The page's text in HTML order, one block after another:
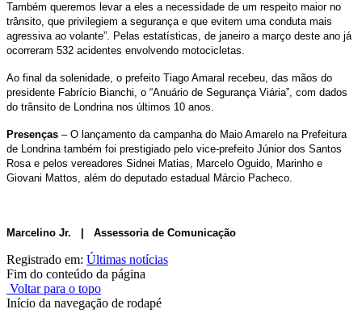
Também queremos levar a eles a necessidade de um respeito maior no
trânsito, que privilegiem a segurança e que evitem uma conduta mais
agressiva ao volante”. Pelas estatísticas, de janeiro a março deste ano já
ocorreram 532 acidentes envolvendo motocicletas.
Ao final da solenidade, o prefeito Tiago Amaral recebeu, das mãos do
presidente Fabrício Bianchi, o “Anuário de Segurança Viária”, com dados
do trânsito de Londrina nos últimos 10 anos.
Presenças – O lançamento da campanha do Maio Amarelo na Prefeitura
de Londrina também foi prestigiado pelo vice-prefeito Júnior dos Santos
Rosa e pelos vereadores Sidnei Matias, Marcelo Oguido, Marinho e
Giovani Mattos, além do deputado estadual Márcio Pacheco.
Marcelino Jr. | Assessoria de Comunicação
Registrado em: Últimas notícias
Fim do conteúdo da página
Voltar para o topo
Início da navegação de rodapé